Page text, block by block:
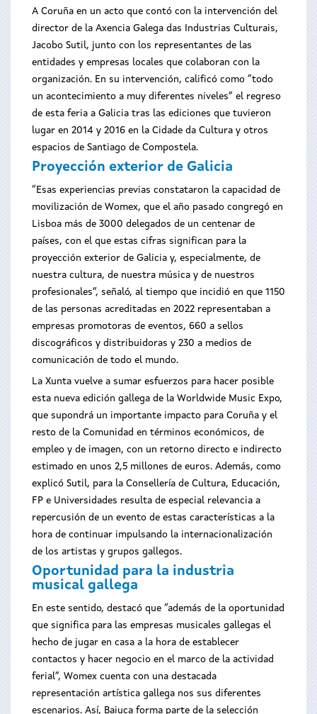
A Coruña en un acto que contó con la intervención del
director de la Axencia Galega das Industrias Culturais,
Jacobo Sutil, junto con los representantes de las
entidades y empresas locales que colaboran con la
organización. En su intervención, calificó como “todo
un acontecimiento a muy diferentes niveles” el regreso
de esta feria a Galicia tras las ediciones que tuvieron
lugar en 2014 y 2016 en la Cidade da Cultura y otros
espacios de Santiago de Compostela.
Proyección exterior de Galicia
“Esas experiencias previas constataron la capacidad de
movilización de Womex, que el año pasado congregó en
Lisboa más de 3000 delegados de un centenar de
países, con el que estas cifras significan para la
proyección exterior de Galicia y, especialmente, de
nuestra cultura, de nuestra música y de nuestros
profesionales”, señaló, al tiempo que incidió en que 1150
de las personas acreditadas en 2022 representaban a
empresas promotoras de eventos, 660 a sellos
discográficos y distribuidoras y 230 a medios de
comunicación de todo el mundo.
La Xunta vuelve a sumar esfuerzos para hacer posible
esta nueva edición gallega de la Worldwide Music Expo,
que supondrá un importante impacto para Coruña y el
resto de la Comunidad en términos económicos, de
empleo y de imagen, con un retorno directo e indirecto
estimado en unos 2,5 millones de euros. Además, como
explicó Sutil, para la Consellería de Cultura, Educación,
FP e Universidades resulta de especial relevancia a
repercusión de un evento de estas características a la
hora de continuar impulsando la internacionalización
de los artistas y grupos gallegos.
Oportunidad para la industria
musical gallega
En este sentido, destacó que “además de la oportunidad
que significa para las empresas musicales gallegas el
hecho de jugar en casa a la hora de establecer
contactos y hacer negocio en el marco de la actividad
ferial”, Womex cuenta con una destacada
representación artística gallega nos sus diferentes
escenarios. Así, Baiuca forma parte de la selección